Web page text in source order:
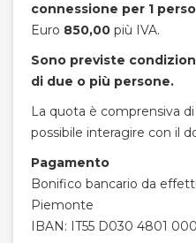
connessione per 1
Euro 850,00 più IVA.
Sono previste
di due o più persone.
La quota è comprensiva
possibile interagire con il
Pagamento
Bonifico bancario da
Piemonte
IBAN: IT55 D030 4801